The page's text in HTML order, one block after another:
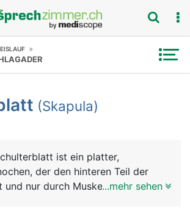
(Skapula)
ist ein platter,
der den hinteren Teil der
und nur durch Muskeln mit der
...mehr sehen